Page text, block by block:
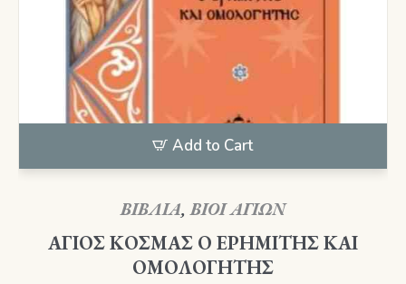
Add to Cart
ΒΙΒΛΙΑ,ΒΙΟΙ ΑΓΙΩΝ
ΑΓΙΟΣ ΚΟΣΜΑΣ Ο ΕΡΗΜΙΤΗΣ ΚΑΙ
ΟΜΟΛΟΓΗΤΗΣ